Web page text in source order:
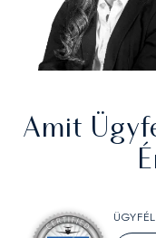
Amit